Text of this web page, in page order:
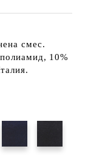
смес.
10%